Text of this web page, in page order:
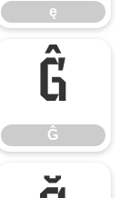
ę
Ĝ
Ĝ